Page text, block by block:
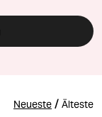
Neueste / Älteste